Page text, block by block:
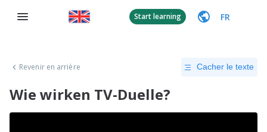
Start learning FR
Revenir en arrière Cacher le texte
Wie wirken TV-Duelle?